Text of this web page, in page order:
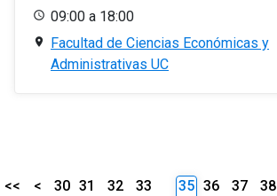
09:00 a 18:00
Facultad de Ciencias Económicas y
Administrativas UC
<< < 30 31 32
33
35 36 37
38